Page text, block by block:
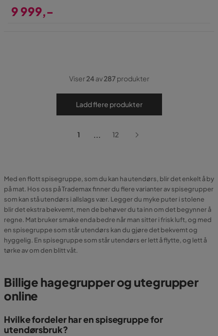
9 999,-
Viser24av287 produkter
Ladd flere produkter
1 ... 12
Med en flott spisegruppe, som du kan ha utendørs, blir det enkelt å by
på mat. Hos oss på Trademax finner du flere varianter av spisegrupper
som kan stå utendørs i allslags vær. Legger du myke puter i stolene
blir det ekstra bekvemt, men de behøver du ta inn om det begynner å
regne. Mat bruker smake enda bedre når man sitter i frisk luft, og med
en spisegruppe som står utendørs kan du gjøre det bekvemt og
hyggelig. En spisegruppe som står utendørs er lett å flytte, og lett å
tørke av om den blitt våt.
Billige hagegrupper og utegrupper
online
Hvilke fordeler har en spisegruppe for
utendørsbruk?